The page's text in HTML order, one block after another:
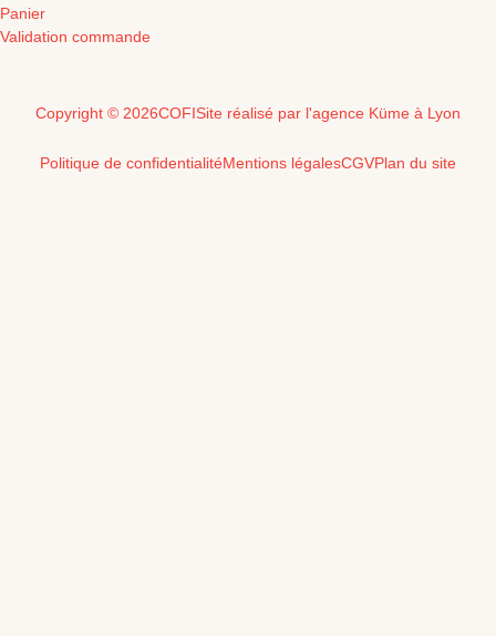
Panier
Validation commande
Copyright © 2026COFISite réalisé par l'agence Küme à Lyon
Politique de confidentialitéMentions légalesCGVPlan du site